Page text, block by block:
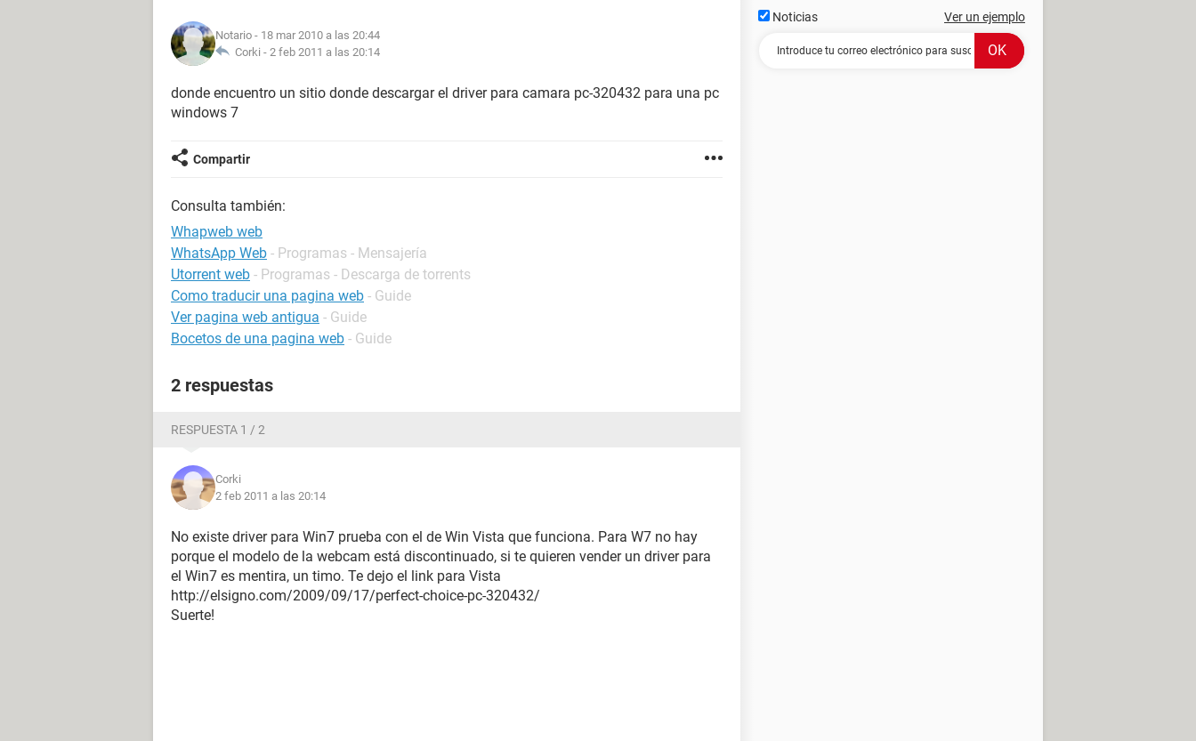
Notario - 18 mar 2010 a las 20:44
Corki - 2 feb 2011 a las 20:14
donde encuentro un sitio donde descargar el driver para camara pc-320432 para una pc
windows 7
Compartir
Consulta también:
Whapweb web
WhatsApp Web - Programas - Mensajería
Utorrent web - Programas - Descarga de torrents
Como traducir una pagina web - Guide
Ver pagina web antigua - Guide
Bocetos de una pagina web - Guide
2 respuestas
RESPUESTA 1 / 2
Corki
2 feb 2011 a las 20:14
No existe driver para Win7 prueba con el de Win Vista que funciona. Para W7 no hay
porque el modelo de la webcam está discontinuado, si te quieren vender un driver para
el Win7 es mentira, un timo. Te dejo el link para Vista
http://elsigno.com/2009/09/17/perfect-choice-pc-320432/
Suerte!
Noticias Ver un ejemplo